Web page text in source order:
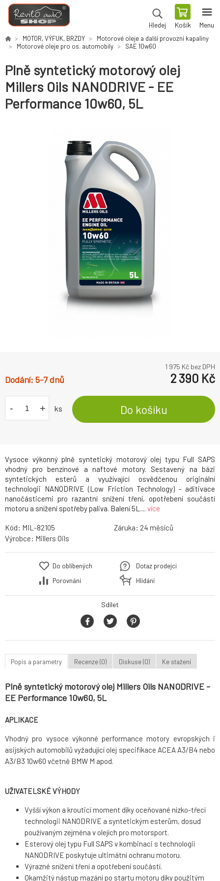
Hledej Košík Menu
MOTOR, VÝFUK, BRZDY
Motorové oleje a další provozní kapaliny
Motorové oleje pro os. automobily
SAE 10w60
Plně syntetický motorový olej
Millers Oils NANODRIVE - EE
Performance 10w60, 5L
Vysoce výkonný plně syntetický motorový olej typu Full SAPS
vhodný pro benzínové a naftové motory. Sestavený na bázi
syntetických esterů a využívající osvědčenou originální
technologii NANODRIVE (Low Friction Technology) - aditivace
nanočásticemi pro razantní snížení tření, opotřebení součástí
motoru a snížení spotřeby paliva. Balení 5L.... více
1 975 Kč bez DPH
5-7 dnů 2 390 Kč
- + ks Do košíku
Kód: MIL-82105 Záruka: 24
Výrobce: Millers Oils
Do oblíbených
Porovnání
Dotaz prodejci
Hlídání
Sdílet
Popis a parametry Recenze (0) Diskuse (0) Ke stažení
Plně syntetický motorový olej Millers Oils NANODRIVE -
EE Performance 10w60, 5L
APLIKACE
Vhodný pro vysoce výkonné performance motory evropských i
asijských automobilů vyžadující olej specifikace ACEA A3/B4 nebo
A3/B3 10w60 včetně BMW M apod.
UŽIVATELSKÉ VÝHODY
Vyšší výkon a krouticí moment díky oceňované nízko-třecí
technologii NANODRIVE a syntetickým esterům, dosud
používaným zejména v olejích pro motorsport.
Esterový olej typu Full SAPS v kombinaci s technologií
NANODRIVE poskytuje ultimátní ochranu motoru.
Výrazné snížení tření a opotřebení součástí.
Okamžitý nástup mazání po startu motoru díky použitým